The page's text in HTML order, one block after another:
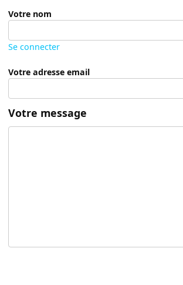
Votre nom
Se connecter
Votre adresse email
Votre message